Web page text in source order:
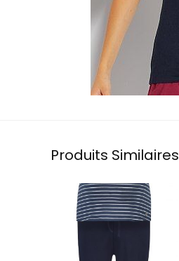
Produits Similaires